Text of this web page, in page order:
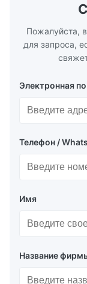
Пожалуйста,
для запроса,
Электронная
Телефон /
Имя
Название